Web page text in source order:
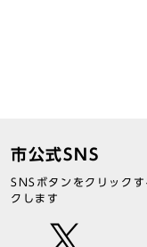
市公式SNS
SNSボタンをクリック
クします